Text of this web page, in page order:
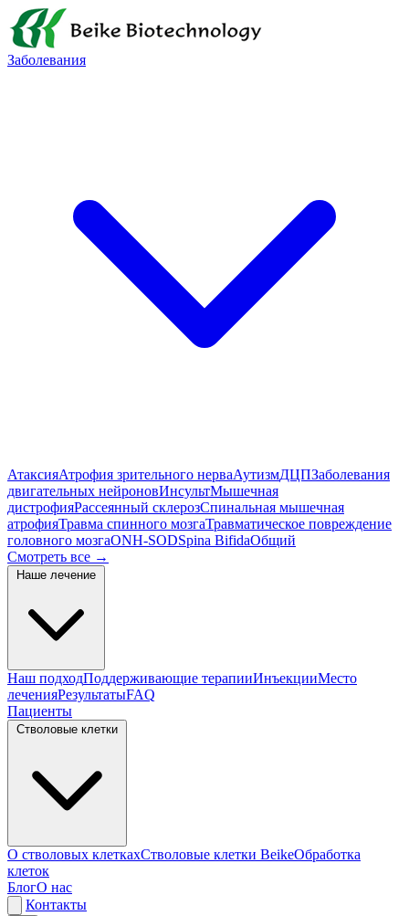
Заболевания
АтаксияАтрофия зрительного нерваАутизмДЦПЗаболевания
двигательных нейроновИнсультМышечная
дистрофияРассеянный склерозСпинальная мышечная
атрофияТравма спинного мозгаТравматическое повреждение
головного мозгаONH-SODSpina BifidaОбщий
Смотреть все →
Наш подходПоддерживающие терапииИнъекцииМесто
леченияРезультатыFAQ
Пациенты
О стволовых клеткахСтволовые клетки BeikeОбработка
клеток
БлогО нас
Контакты